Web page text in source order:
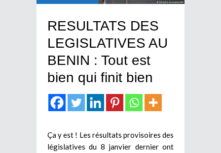
RESULTATS DES
LEGISLATIVES AU
BENIN : Tout est
bien qui finit bien
Ça y est ! Les résultats provisoires des
législatives du 8 janvier dernier ont